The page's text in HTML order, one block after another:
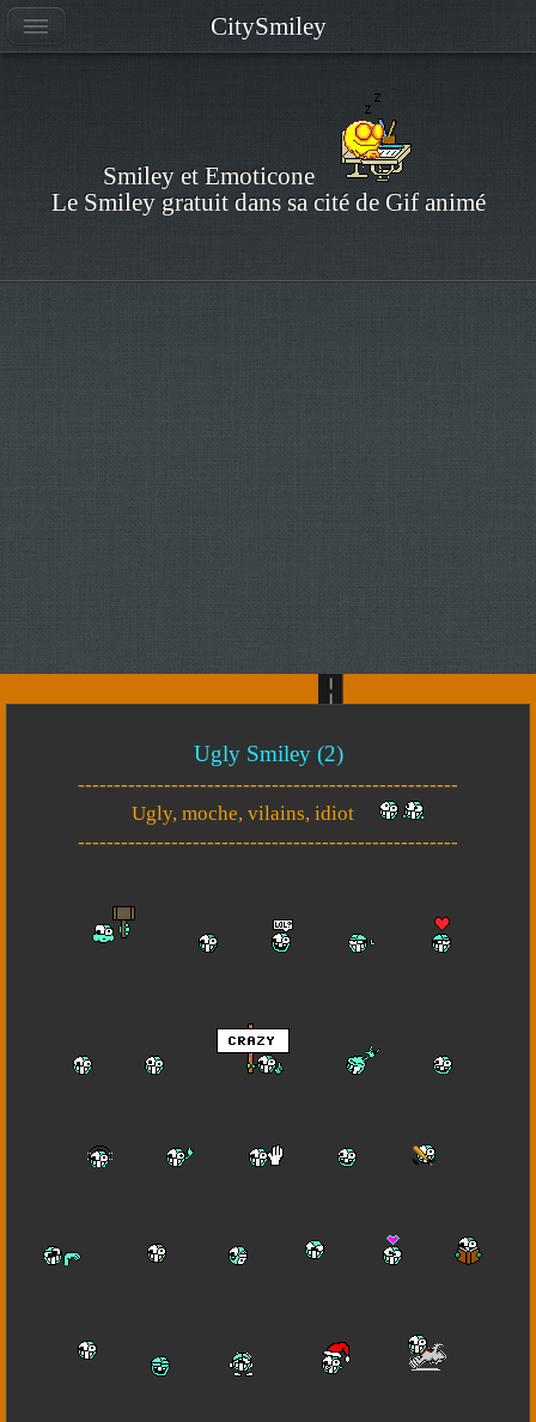
Smiley et Emoticone
Le Smiley gratuit dans sa cité de Gif animé
Ugly Smiley (2)
-----------------------------------------------------
Ugly, moche, vilains, idiot
-----------------------------------------------------
CitySmiley